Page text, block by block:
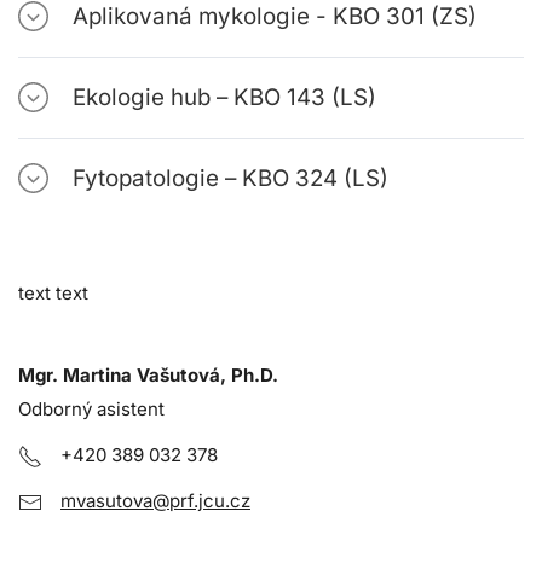
Aplikovaná mykologie - KBO 301 (ZS)
Ekologie hub – KBO 143 (LS)
Fytopatologie – KBO 324 (LS)
text text
Mgr. Martina Vašutová, Ph.D.
Odborný asistent
+420 389 032 378
mvasutova@prf.jcu.cz